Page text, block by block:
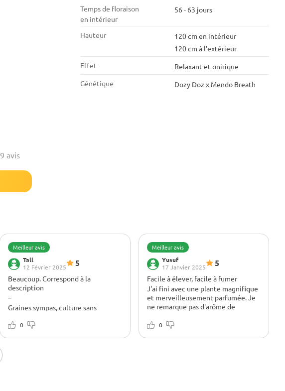
Temps de floraison
en intérieur
56 - 63 jours
Hauteur
120 cm en intérieur
120 cm à l'extérieur
Effet
Relaxant et onirique
Génétique
Dozy Doz x Mendo Breath
9 avis
Meilleur avis
Tall
12 Février 2025
5
Beaucoup. Correspond à la
description
–
Graines sympas, culture sans
note de 10/10
0
Meilleur avis
Yusuf
17 Janvier 2025
5
Facile à élever, facile à fumer
J'ai fini avec une plante magnifique
et merveilleusement parfumée. Je
ne remarque pas d'arôme de
sont tout simplement fantastiques.
0